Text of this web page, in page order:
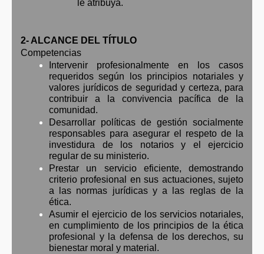
le atribuya.
2- ALCANCE DEL TÍTULO
Competencias
Intervenir profesionalmente en los casos
requeridos según los principios notariales y
valores jurídicos de seguridad y certeza, para
contribuir a la convivencia pacífica de la
comunidad.
Desarrollar políticas de gestión socialmente
responsables para asegurar el respeto de la
investidura de los notarios y el ejercicio
regular de su ministerio.
Prestar un servicio eficiente, demostrando
criterio profesional en sus actuaciones, sujeto
a las normas jurídicas y a las reglas de la
ética.
Asumir el ejercicio de los servicios notariales,
en cumplimiento de los principios de la ética
profesional y la defensa de los derechos, su
bienestar moral y material.